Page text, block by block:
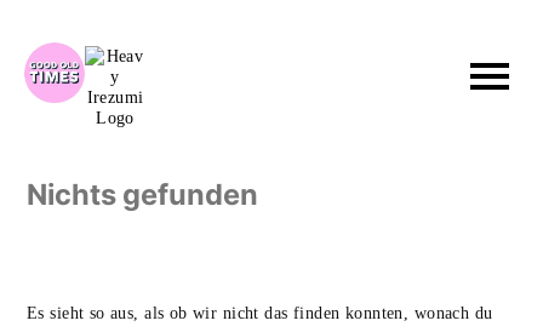
Inhalt
springen
Nichts gefunden
Es sieht so aus, als ob wir nicht das finden konnten, wonach du